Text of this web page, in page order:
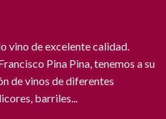
vino de excelente calidad.
Pina Pina, tenemos a su
de vinos de diferentes
barriles...